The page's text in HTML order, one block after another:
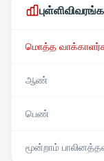
மொத்த
ஆண்
பெண்
மூன்றாம்